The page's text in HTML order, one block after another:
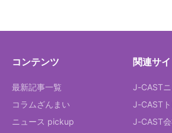
コンテンツ
最新記事一覧
コラムざんまい
ニュース pickup
関連サイ
J-CAST
J-CAST
J-CAST